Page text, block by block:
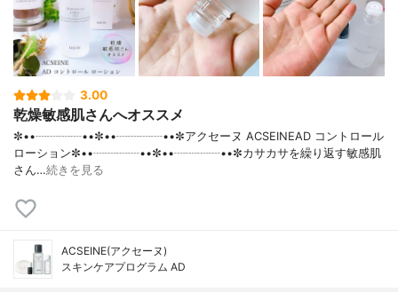
3.00
乾燥敏感肌さんへオススメ
✼••┈┈┈┈••✼••┈┈┈┈••✼アクセーヌ ACSEINEAD コントロール
ローション✼••┈┈┈┈••✼••┈┈┈┈••✼カサカサを繰り返す敏感肌
さん…続きを見る
ACSEINE(アクセーヌ)
スキンケアプログラム AD